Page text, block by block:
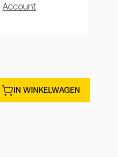
Account
IN WINKELWAGEN